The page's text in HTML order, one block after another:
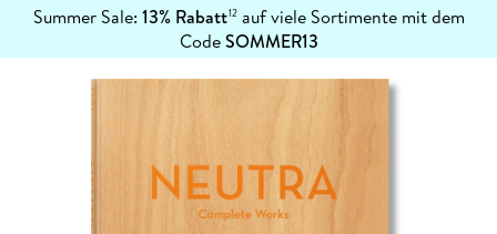
Summer Sale: 13% Rabatt12auf viele Sortimente mit dem
CodeSOMMER13
erfahren